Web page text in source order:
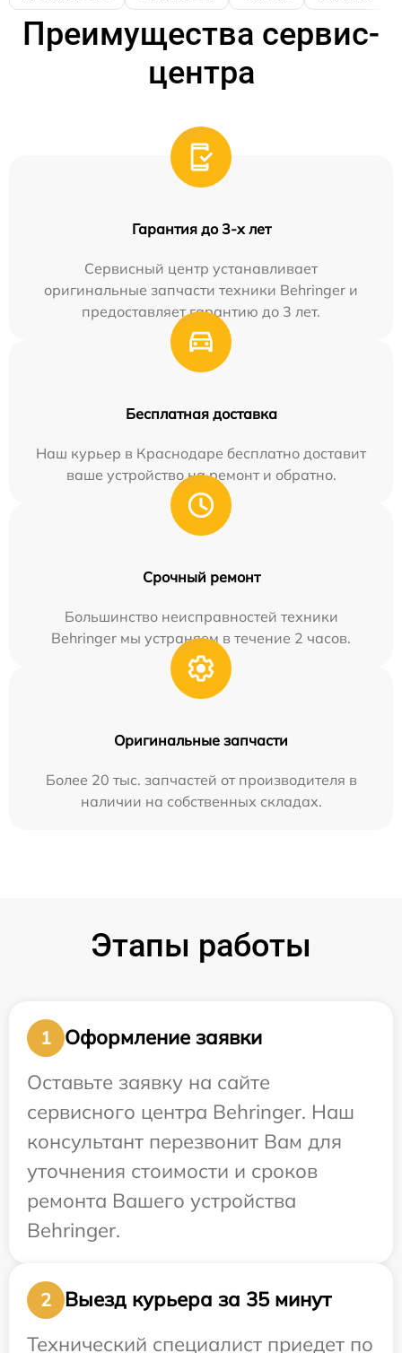
Преимущества сервис-
центра
Гарантия до 3-х лет
Сервисный центр устанавливает
оригинальные запчасти техники Behringer и
предоставляет гарантию до 3 лет.
Бесплатная доставка
Наш курьер в Краснодаре бесплатно доставит
ваше устройство на ремонт и обратно.
Срочный ремонт
Большинство неисправностей техники
Behringer мы устраняем в течение 2 часов.
Оригинальные запчасти
Более 20 тыс. запчастей от производителя в
наличии на собственных складах.
Этапы работы
1
Оформление заявки
Оставьте заявку на сайте
сервисного центра Behringer. Наш
консультант перезвонит Вам для
уточнения стоимости и сроков
ремонта Вашего устройства
Behringer.
2
Выезд курьера за 35 минут
Технический специалист приедет по